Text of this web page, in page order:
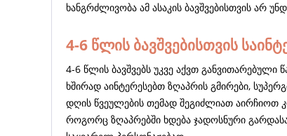
ხანგრძლივობა ამ ასაკის ბავშვებისთვის არ
4-6 წლის ბავშვებისთვის
4-6 წლის ბავშვებს უკვე აქვთ განვითარებული
ხშირად აინტერესებთ ზღაპრის გმირები,
დღის წვეულების თემად შეგიძლიათ აირჩიოთ
როგორც ზღაპრებში ხდება ჯადოსნური